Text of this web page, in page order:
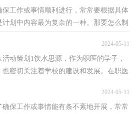
工作或事情顺利进行，常常要根据具体
划中内容最为复杂的一种。那要怎么制
2024-05-11
动策划1饮水思源，作为职医的学子，
密切关注着学校的建设和发展。在职医
2024-05-11
保工作或事情能有条不紊地开展，常常